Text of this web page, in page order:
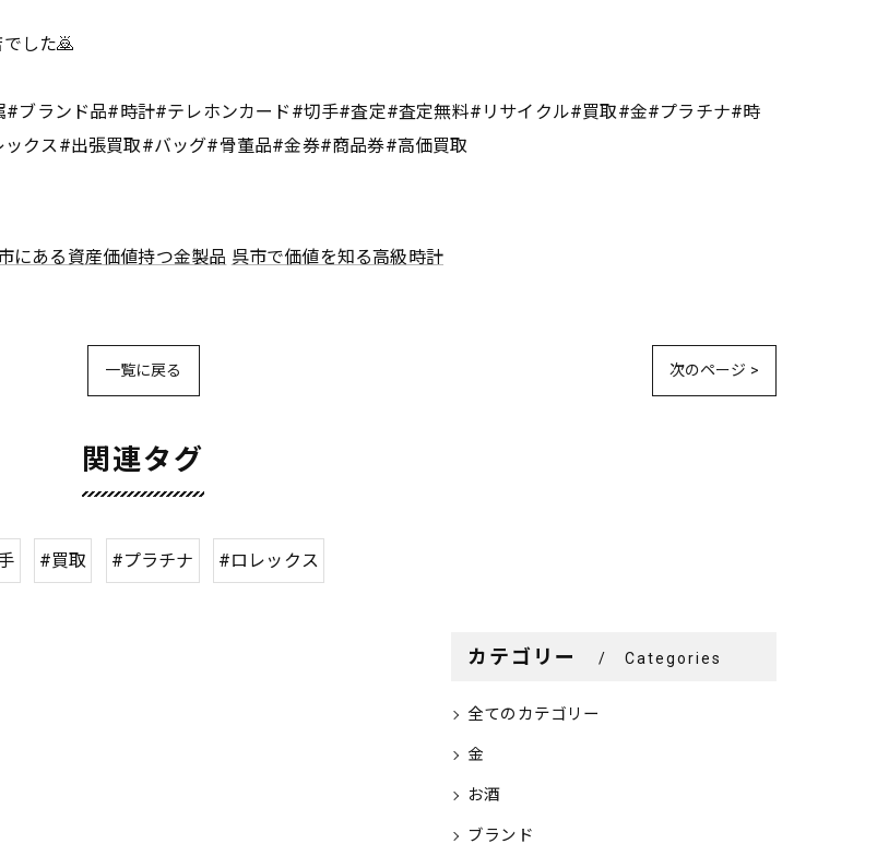
した🙇
ブランド品#時計#テレホンカード#切手#査定#査定無料#リサイクル#買取#金#プラチナ#時
クス#出張買取#バッグ#骨董品#金券#商品券#高価買取
にある資産価値持つ金製品 呉市で価値を知る高級時計
一覧に戻る 次のページ >
関連タグ
#買取 #プラチナ #ロレックス
カテゴリー Categories
全てのカテゴリー
金
お酒
ブランド